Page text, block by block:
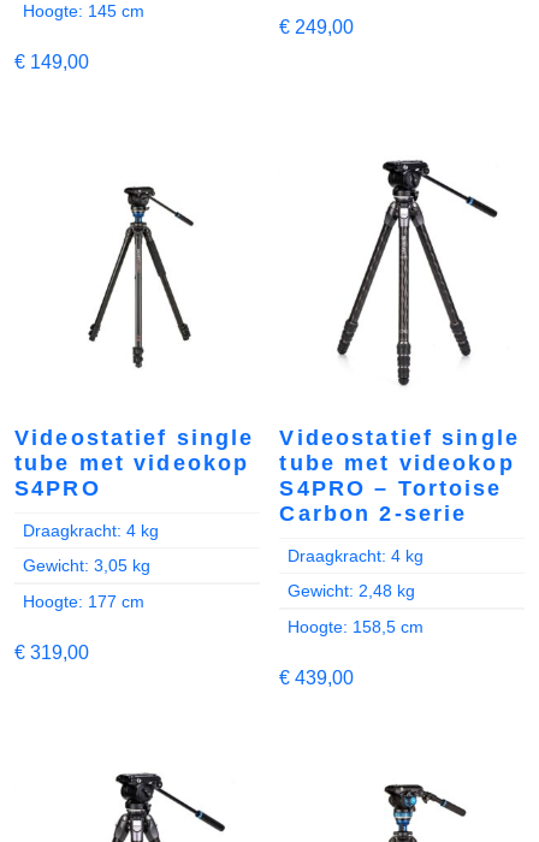
Hoogte: 145 cm
€ 149,00
€ 249,00
Videostatief single
tube met videokop
S4PRO
Draagkracht: 4 kg
Gewicht: 3,05 kg
Hoogte: 177 cm
€ 319,00
Videostatief single
tube met videokop
S4PRO – Tortoise
Carbon 2-serie
Draagkracht: 4 kg
Gewicht: 2,48 kg
Hoogte: 158,5 cm
€ 439,00